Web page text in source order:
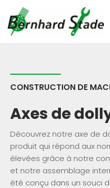
Aller
au
CONSTRUCTION DE
Axes de
Découvrez notre axe de
produit qui répond aux
élevées grâce à notre
et notre assemblage
été conçu dans un souci